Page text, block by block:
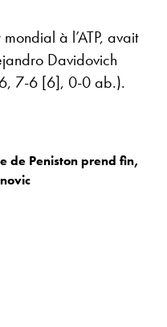
à l’ATP, avait
Davidovich
7-6 [6], 0-0 ab.).
de Peniston prend fin,